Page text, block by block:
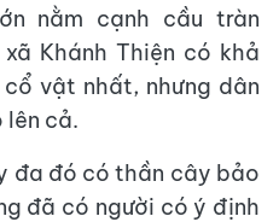
nằm cạnh cầu tràn
Khánh Thiện có khả
vật nhất, nhưng dân
lên cả.
đa đó có thần cây bảo
đã có người có ý định